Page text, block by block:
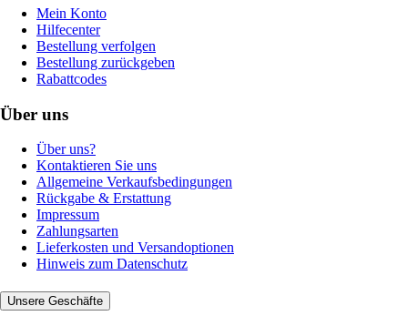
Mein Konto
Hilfecenter
Bestellung verfolgen
Bestellung zurückgeben
Rabattcodes
Über uns
Über uns?
Kontaktieren Sie uns
Allgemeine Verkaufsbedingungen
Rückgabe & Erstattung
Impressum
Zahlungsarten
Lieferkosten und Versandoptionen
Hinweis zum Datenschutz
Unsere Geschäfte